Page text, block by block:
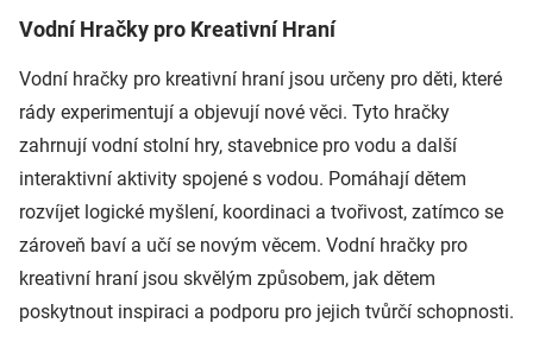
Vodní Hračky pro Kreativní Hraní
Vodní hračky pro kreativní hraní jsou určeny pro děti, které
rády experimentují a objevují nové věci. Tyto hračky
zahrnují vodní stolní hry, stavebnice pro vodu a další
interaktivní aktivity spojené s vodou. Pomáhají dětem
rozvíjet logické myšlení, koordinaci a tvořivost, zatímco se
zároveň baví a učí se novým věcem. Vodní hračky pro
kreativní hraní jsou skvělým způsobem, jak dětem
poskytnout inspiraci a podporu pro jejich tvůrčí schopnosti.